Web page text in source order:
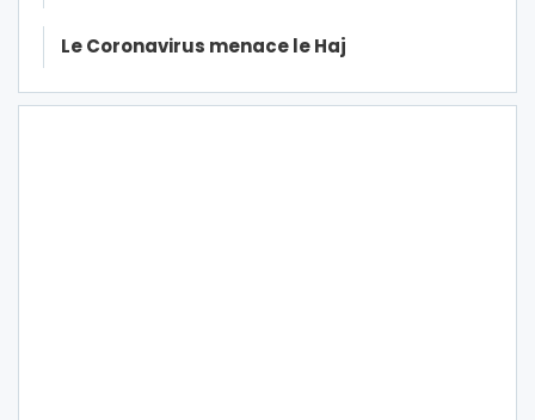
Le Coronavirus menace le Haj